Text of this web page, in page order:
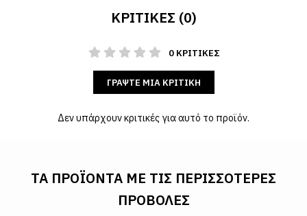
ΚΡΙΤΙΚΈΣ (0)
0 ΚΡΙΤΙΚΈΣ
ΓΡΆΨΤΕ ΜΙΑ ΚΡΙΤΙΚΉ
Δεν υπάρχουν κριτικές για αυτό το προϊόν.
ΤΑ ΠΡΟΪΌΝΤΑ ΜΕ ΤΙΣ ΠΕΡΙΣΣΌΤΕΡΕΣ
ΠΡΟΒΟΛΈΣ